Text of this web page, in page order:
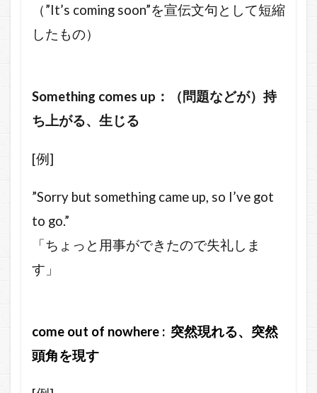
（”It’s coming soon”を宣伝文句として短縮
したもの）
Something comes up：（問題などが）持
ち上がる、生じる
[例]
”Sorry but something came up, so I’ve got
to go.”
「ちょっと用事ができたので失礼しま
す」
come out of nowhere : 突然現れる、突然
頭角を現す